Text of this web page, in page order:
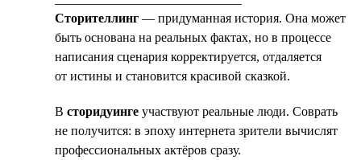
Сторителлинг — придуманная история. Она может
быть основана на реальных фактах, но в процессе
написания сценария корректируется, отдаляется
от истины и становится красивой сказкой.
В сторидуинге участвуют реальные люди. Соврать
не получится: в эпоху интернета зрители вычислят
профессиональных актёров сразу.